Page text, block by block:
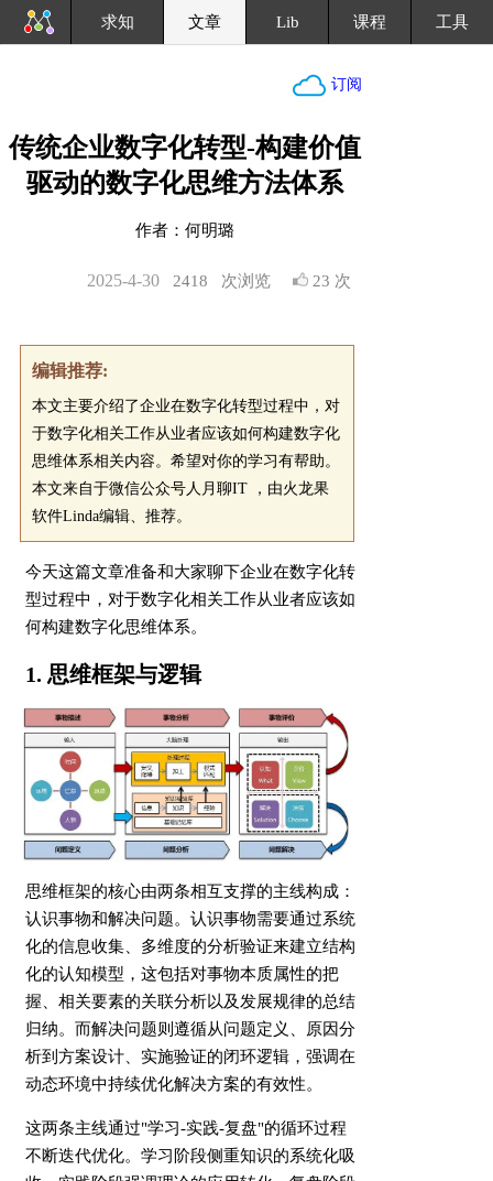
求知 文章 Lib 课程 工具
订阅
传统企业数字化转型-构建价值
驱动的数字化思维方法体系
作者：何明璐
2418 次浏览 23 次
2025-4-30
编辑推荐:
本文主要介绍了企业在数字化转型过程中，对
于数字化相关工作从业者应该如何构建数字化
思维体系相关内容。希望对你的学习有帮助。
本文来自于微信公众号人月聊IT ，由火龙果
软件Linda编辑、推荐。
今天这篇文章准备和大家聊下企业在数字化转
型过程中，对于数字化相关工作从业者应该如
何构建数字化思维体系。
1. 思维框架与逻辑
思维框架的核心由两条相互支撑的主线构成：
认识事物和解决问题。认识事物需要通过系统
化的信息收集、多维度的分析验证来建立结构
化的认知模型，这包括对事物本质属性的把
握、相关要素的关联分析以及发展规律的总结
归纳。而解决问题则遵循从问题定义、原因分
析到方案设计、实施验证的闭环逻辑，强调在
动态环境中持续优化解决方案的有效性。
这两条主线通过"学习-实践-复盘"的循环过程
不断迭代优化。学习阶段侧重知识的系统化吸